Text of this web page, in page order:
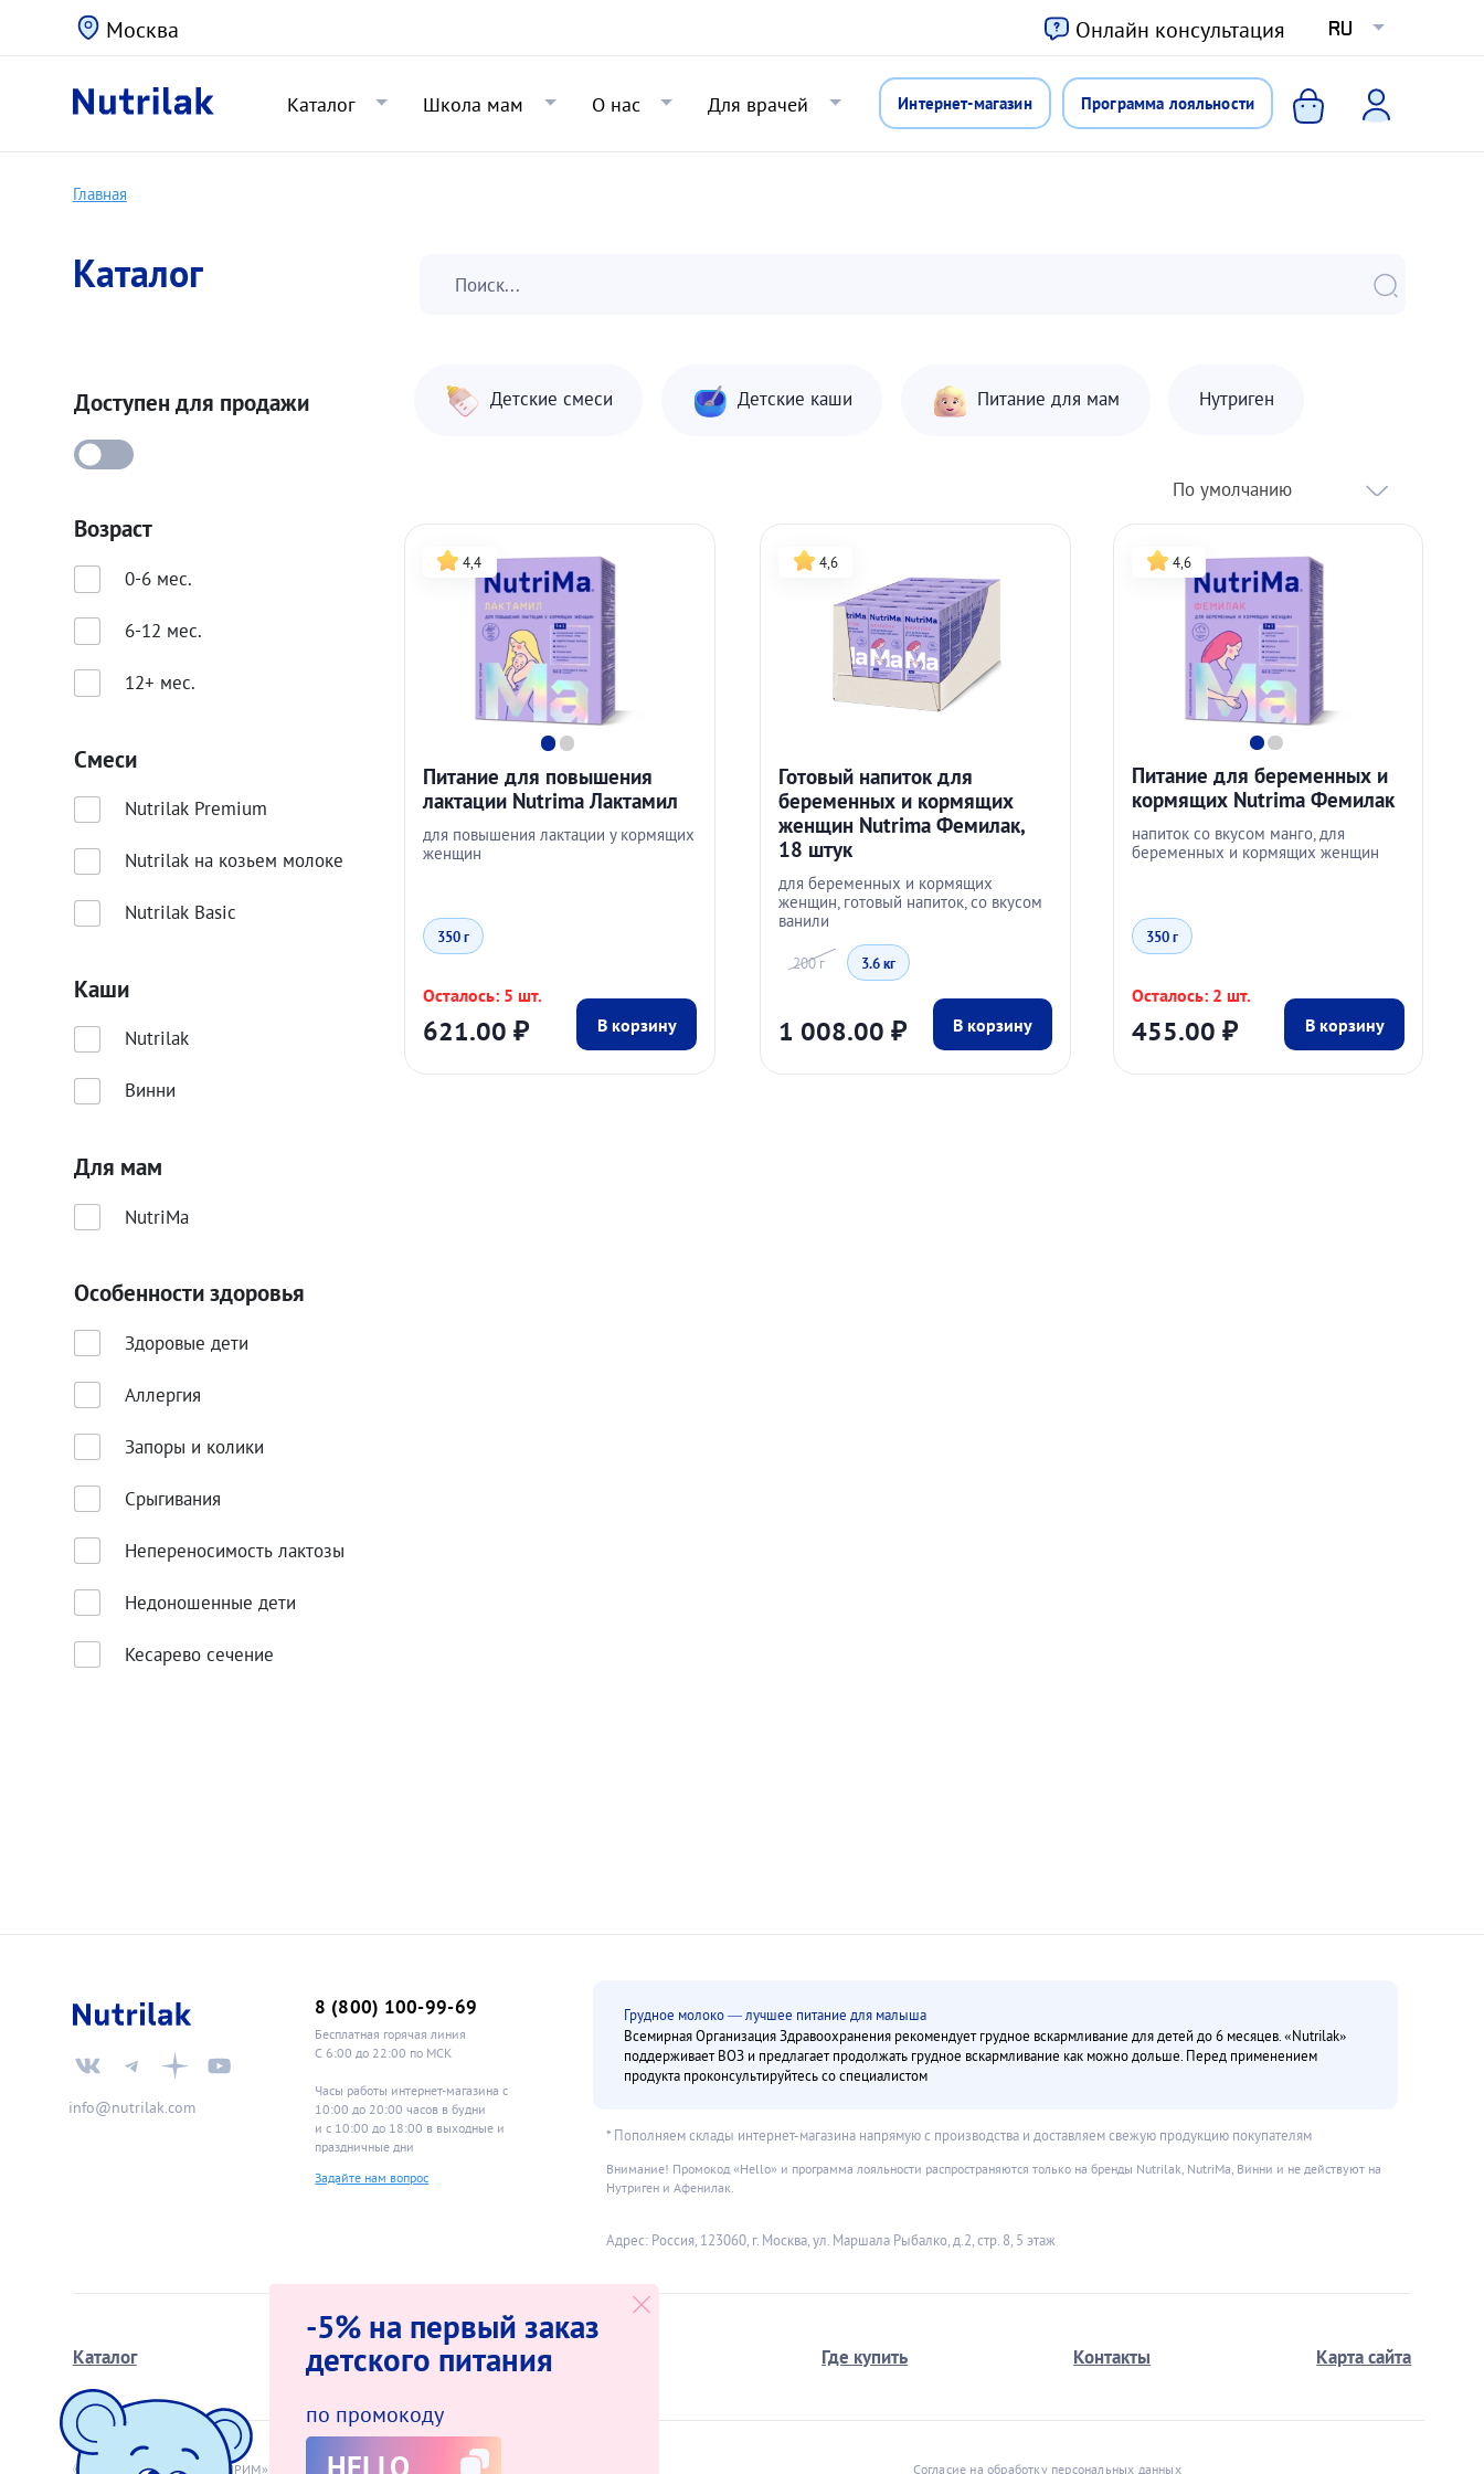
Москва Онлайн консультация RU
Каталог Школа мам О нас Для врачей Интернет-магазин Программа лояльности
Главная
Каталог Поиск...
Детские смеси Детские каши Питание для мам Нутриген
По умолчанию
Доступен для продажи
Возраст
0-6 мес.
6-12 мес.
12+ мес.
Смеси
Nutrilak Premium
Nutrilak на козьем молоке
Nutrilak Basic
Каши
Nutrilak
Винни
Для мам
NutriMa
Особенности здоровья
Здоровые дети
Аллергия
Запоры и колики
Срыгивания
Непереносимость лактозы
Недоношенные дети
Кесарево сечение
4,4
Питание для повышения
лактации Nutrima Лактамил
для повышения лактации у кормящих
женщин
350 г
621.00 ₽
Осталось: 5 шт.
В корзину
4,6
Готовый напиток для
беременных и кормящих
женщин Nutrima Фемилак,
18 штук
для беременных и кормящих
женщин, готовый напиток, со вкусом
ванили
200 г 3.6 кг
1 008.00₽ В корзину
4,6
Питание для беременных и
кормящих Nutrima Фемилак
напиток со вкусом манго, для
беременных и кормящих женщин
350 г
455.00₽
Осталось: 2 шт.
В корзину
info@nutrilak.com
8 (800) 100-99-69
Бесплатная горячая линия
С 6:00 до 22:00 по МСК
Часы работы интернет-магазина с
10:00 до 20:00 часов в будни
и с 10:00 до 18:00 в выходные и
праздничные дни
Задайте нам вопрос
Грудное молоко — лучшее питание для малыша
Всемирная Организация Здравоохранения рекомендует грудное вскармливание для детей до 6 месяцев. «Nutrilak»
поддерживает ВОЗ и предлагает продолжать грудное вскармливание как можно дольше. Перед применением
продукта проконсультируйтесь со специалистом
* Пополняем склады интернет-магазина напрямую с производства и доставляем свежую продукцию покупателям
Внимание! Промокод «Hello» и программа лояльности распространяются только на бренды Nutrilak, NutriMa, Винни и не действуют на
Нутриген и Афенилак.
Адрес: Россия, 123060, г. Москва, ул. Маршала Рыбалко, д.2, стр. 8, 5 этаж
Каталог Школа мам Где купить Контакты Карта сайта
© 2009−2026 АО «ИНФАПРИМ» Оферта интернет-магазина Согласие на обработку персональных данных
-5% на первый заказ
детского питания
по промокоду